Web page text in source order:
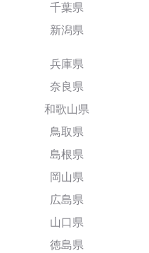
千葉県
新潟県
兵庫県
奈良県
和歌山県
鳥取県
島根県
岡山県
広島県
山口県
徳島県